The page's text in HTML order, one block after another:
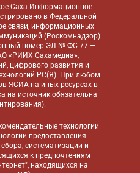
Саха Информационное
в Федеральной
связи, информационных
(Роскомнадзор)
номер ЭЛ № ФС 77 —
«РИИХ Сахамедиа»,
цифрового развития и
РС(Я). При любом
ЯСИА на иных ресурсах в
на источник обязательна
).
технологии
предоставления
систематизации и
к предпочтениям
находящихся на